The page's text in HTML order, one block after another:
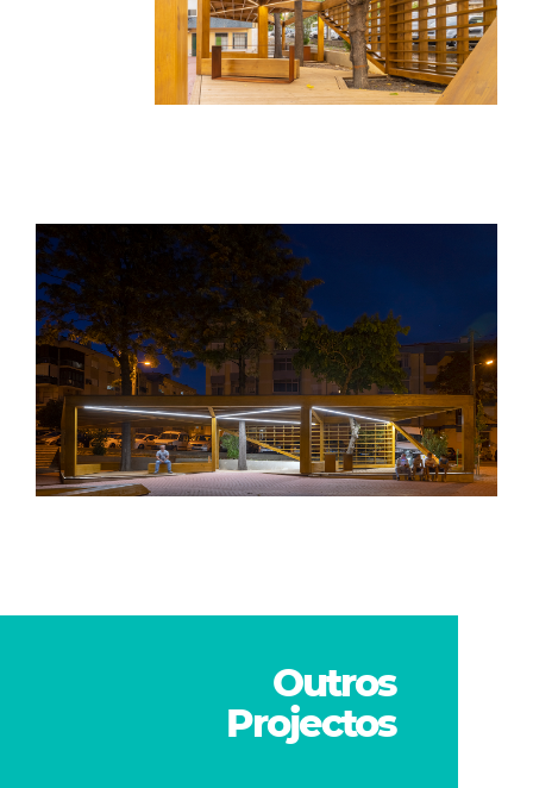
Outros
Projectos